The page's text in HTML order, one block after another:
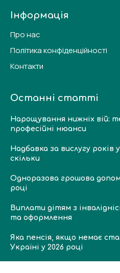
Інформація
Про нас
Політика конфіденційності
Контакти
Останні статті
Нарощування нижніх вій:
професійні нюанси
Надбавка за вислугу років
скільки
Одноразова грошова
році
Виплати дітям з
та оформлення
Яка пенсія, якщо немає
Україні у 2026 році